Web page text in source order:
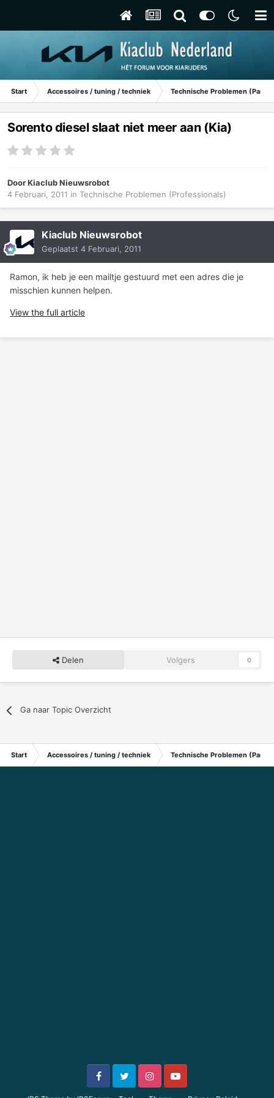
Start Accessoires / tuning / techniek Technische Problemen
Sorento diesel slaat niet meer aan (Kia)
DoorKiaclub Nieuwsrobot
4 Februari, 2011 in Technische Problemen (Professionals)
Kiaclub Nieuwsrobot
Geplaatst 4 Februari, 2011
Ramon, ik heb je een mailtje gestuurd met een adres die je
misschien kunnen helpen.
View the full article
Delen Volgers 0
Ga naar Topic Overzicht
Start Accessoires / tuning / techniek Technische Problemen